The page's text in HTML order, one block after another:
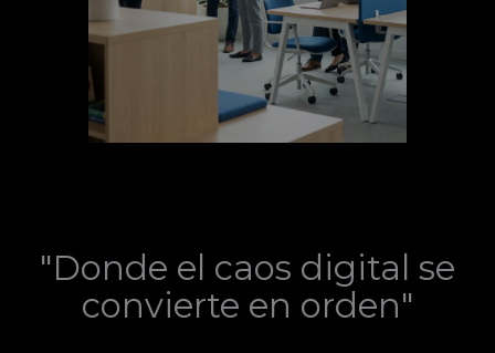
"Donde el caos digital se
convierte en orden"